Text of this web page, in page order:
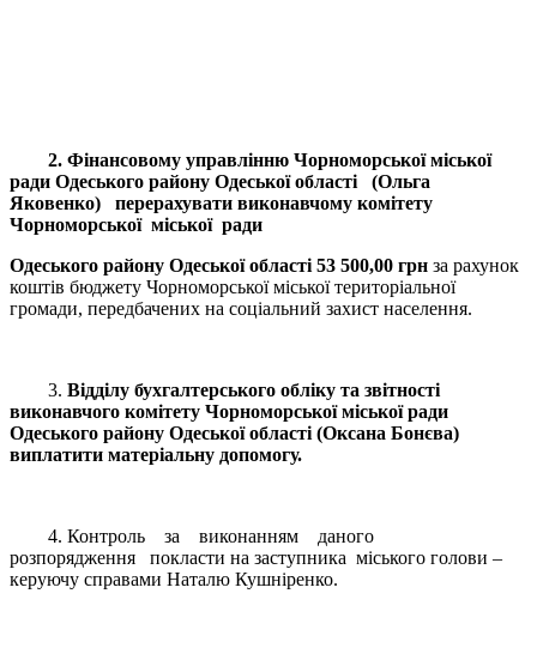
2. Фінансовому управлінню Чорноморської міської
ради Одеського району Одеської області (Ольга
Яковенко) перерахувати виконавчому комітету
Чорноморської міської ради
Одеського району Одеської області 53 500,00 грн за рахунок
коштів бюджету Чорноморської міської територіальної
громади, передбачених на соціальний захист населення.
3. Відділу бухгалтерського обліку та звітності
виконавчого комітету Чорноморської міської ради
Одеського району Одеської області (Оксана Бонєва)
виплатити матеріальну допомогу.
4. Контроль за виконанням даного
розпорядження покласти на заступника міського голови –
керуючу справами Наталю Кушніренко.